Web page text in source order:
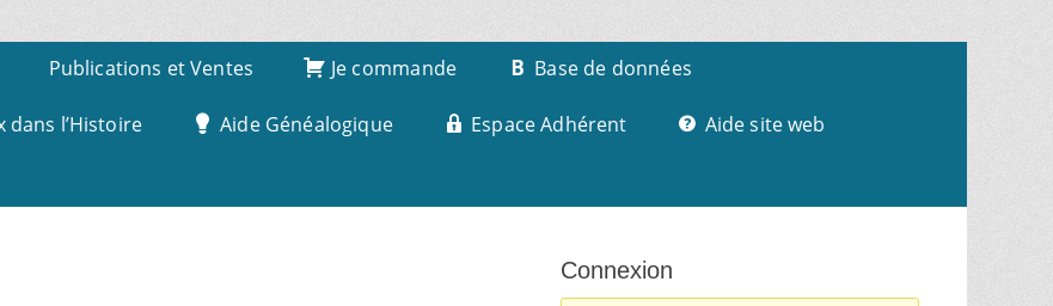
Publications et Ventes Je commande Base de données
dans l’Histoire Aide Généalogique Espace Adhérent Aide site web
Connexion